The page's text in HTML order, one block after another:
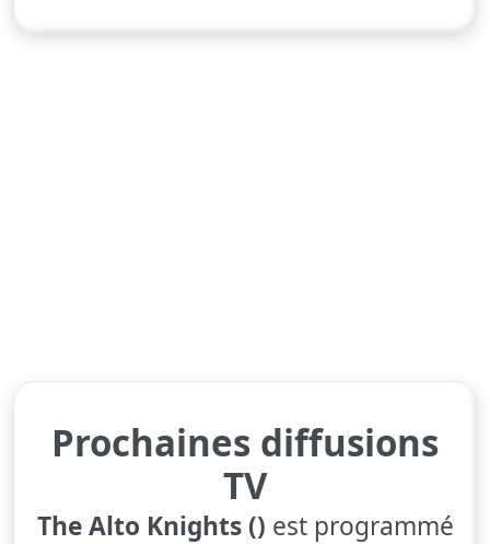
Prochaines diffusions
TV
The Alto Knights () est programmé